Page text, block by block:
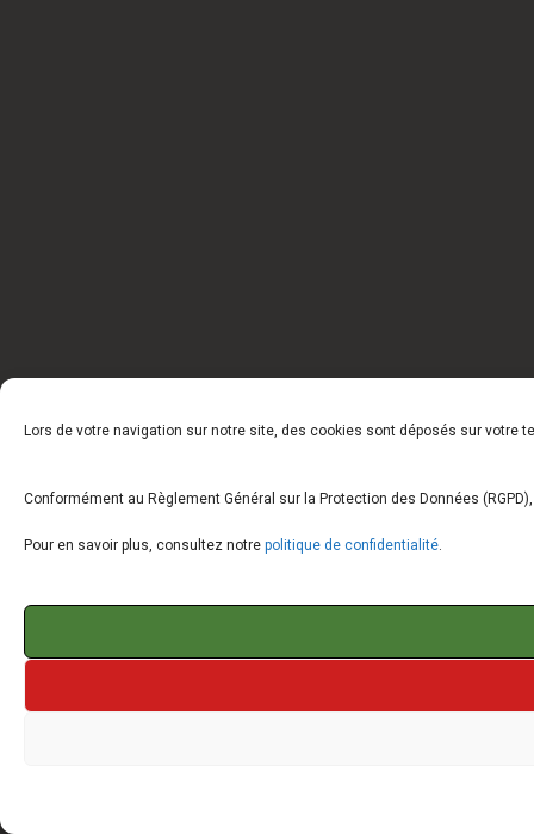
Lors de votre navigation sur notre site, des cookies sont déposés sur votre
Conformément au Règlement Général sur la Protection des Données
Pour en savoir plus, consultez notre politique de confidentialité.